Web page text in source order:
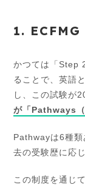
1.
かつては「Step
ることで、英語
し、この試験が
が「Pathways（
Pathwayは6種類
去の受験歴に応
この制度を通じ